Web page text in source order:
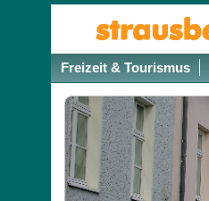
Freizeit & Tourismus